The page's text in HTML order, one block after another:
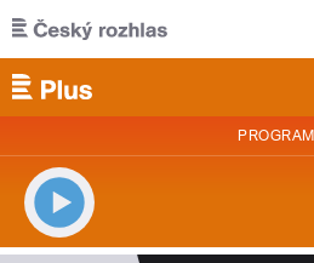
Přejít k hlavnímu obsahu
PROGRAM